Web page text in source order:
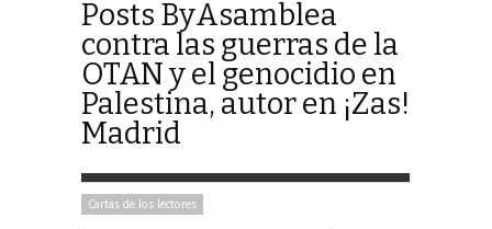
Posts ByAsamblea
contra las guerras de la
OTAN y el genocidio en
Palestina, autor en ¡Zas!
Madrid
Cartas de los lectores